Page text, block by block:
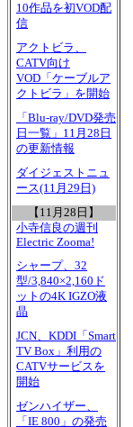
10作品を初VOD配
信
アクトビラ、
CATV向け
VOD「ケーブルア
クトビラ」を開始
「Blu-ray/DVD発売
日一覧」11月28日
の更新情報
ダイジェストニュ
ース(11月29日)
【11月28日】
小寺信良の週刊
Electric Zooma!
シャープ、32
型/3,840×2,160ド
ットの4K IGZO液
晶
JCN、KDDI「Smart
TV Box」利用の
CATVサービスを
開始
ゼンハイザー、
「IE 800」の発売